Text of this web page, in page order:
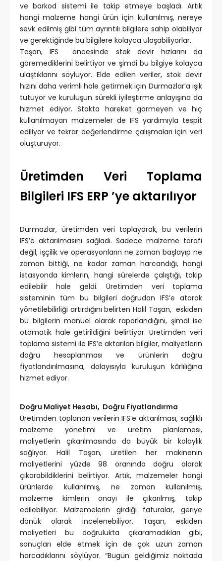
ve barkod sistemi ile takip etmeye başladı. Artık
hangi malzeme hangi ürün için kullanılmış, nereye
sevk edilmiş gibi tüm ayrıntılı bilgilere sahip olabiliyor
ve gerektiğinde bu bilgilere kolayca ulaşabiliyorlar.
Taşan, IFS öncesinde stok devir hızlarını da
göremediklerini belirtiyor ve şimdi bu bilgiye kolayca
ulaştıklarını söylüyor. Elde edilen veriler, stok devir
hızını daha verimli hale getirmek için Durmazlar’a ışık
tutuyor ve kuruluşun sürekli iyileştirme anlayışına da
hizmet ediyor. Stokta hareket görmeyen ve hiç
kullanılmayan malzemeler de IFS yardımıyla tespit
ediliyor ve tekrar değerlendirme çalışmaları için veri
oluşturuyor.
Üretimden Veri Toplama
Bilgileri IFS ERP ’ye aktarılıyor
Durmazlar, üretimden veri toplayarak, bu verilerin
IFS’e aktarılmasını sağladı. Sadece malzeme tarafı
değil, işçilik ve operasyonların ne zaman başlayıp ne
zaman bittiği, ne kadar zaman harcandığı, hangi
istasyonda kimlerin, hangi sürelerde çalıştığı, takip
edilebilir hale geldi. Üretimden veri toplama
sisteminin tüm bu bilgileri doğrudan IFS’e atarak
yönetilebilirliği artırdığını belirten Halil Taşan, eskiden
bu bilgilerin manuel olarak raporlandığını, şimdi ise
otomatik hale getirildiğini belirtiyor. Üretimden veri
toplama sistemi ile IFS’e aktarılan bilgiler, maliyetlerin
doğru hesaplanması ve ürünlerin doğru
fiyatlandırılmasına, dolayısıyla kuruluşun kârlılığına
hizmet ediyor.
Doğru Maliyet Hesabı, Doğru Fiyatlandırma
Üretimden toplanan verilerin IFS’e aktarılması, sağlıklı
malzeme yönetimi ve üretim planlaması,
maliyetlerin çıkarılmasında da büyük bir kolaylık
sağlıyor. Halil Taşan, üretilen her makinenin
maliyetlerini yüzde 98 oranında doğru olarak
çıkarabildiklerini belirtiyor. Artık, malzemeler hangi
ürünlerde kullanılmış, ne zaman kullanılmış,
malzeme kimlerin onayı ile çıkarılmış, takip
edilebiliyor. Malzemelerin girdiği faturalar, geriye
dönük olarak incelenebiliyor. Taşan, eskiden
maliyetleri bu doğrulukta çıkaramadıkları gibi,
sonuçları elde etmek için de çok uzun zaman
harcadıklarını söylüyor. “Bugün geldiğimiz noktada